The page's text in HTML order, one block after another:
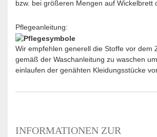
bzw. bei größeren Mengen auf Wickelbrett
Pflegeanleitung:
Wir empfehlen generell die Stoffe vor dem
gemäß der Waschanleitung zu waschen
einlaufen der genähten Kleidungsstücke
INFORMATIONEN ZUR